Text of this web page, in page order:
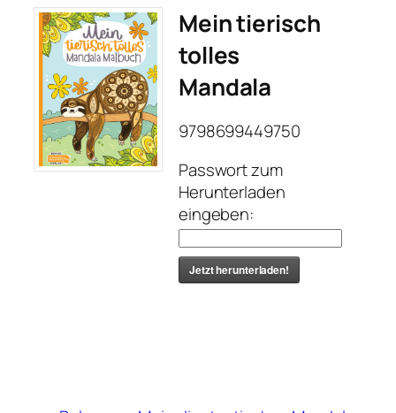
Mein tierisch
tolles
Mandala
9798699449750
Passwort zum
Herunterladen
eingeben:
Jetzt herunterladen!